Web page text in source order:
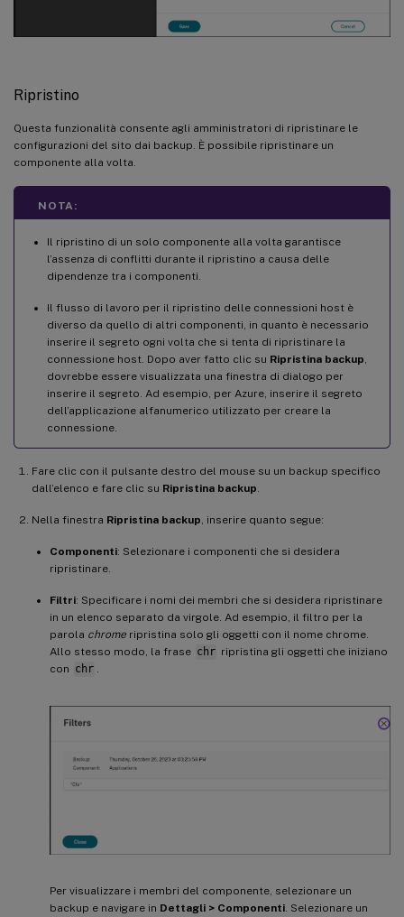
Ripristino
Questa funzionalità consente agli amministratori di ripristinare le
configurazioni del sito dai backup. È possibile ripristinare un
componente alla volta.
NOTA:
Il ripristino di un solo componente alla volta garantisce
l’assenza di conflitti durante il ripristino a causa delle
dipendenze tra i componenti.
Il flusso di lavoro per il ripristino delle connessioni host è
diverso da quello di altri componenti, in quanto è necessario
inserire il segreto ogni volta che si tenta di ripristinare la
connessione host. Dopo aver fatto clic su Ripristina backup,
dovrebbe essere visualizzata una finestra di dialogo per
inserire il segreto. Ad esempio, per Azure, inserire il segreto
dell’applicazione alfanumerico utilizzato per creare la
connessione.
Fare clic con il pulsante destro del mouse su un backup specifico
dall’elenco e fare clic su Ripristina backup.
Nella finestra Ripristina backup, inserire quanto segue:
Componenti: Selezionare i componenti che si desidera
ripristinare.
Filtri: Specificare i nomi dei membri che si desidera ripristinare
in un elenco separato da virgole. Ad esempio, il filtro per la
parola chrome ripristina solo gli oggetti con il nome chrome.
Allo stesso modo, la frase chr ripristina gli oggetti che iniziano
con chr .
Per visualizzare i membri del componente, selezionare un
backup e navigare in Dettagli > Componenti. Selezionare un